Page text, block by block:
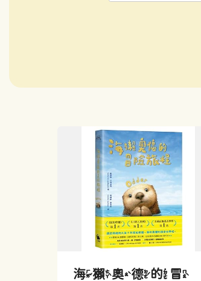
海獺奧德的冒